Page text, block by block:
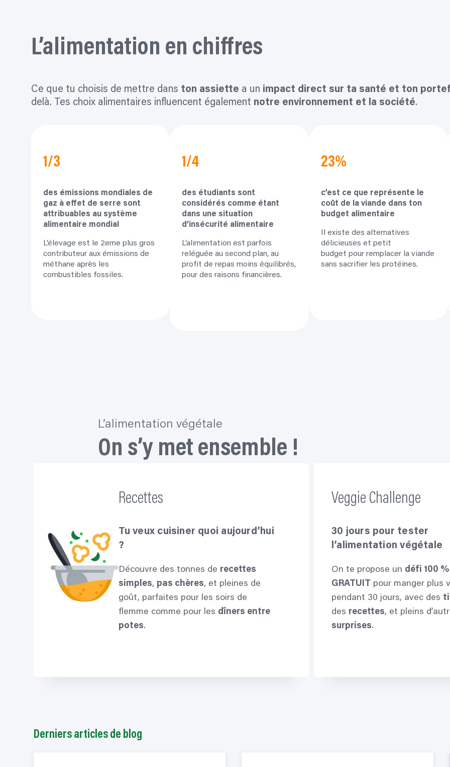
L’alimentation en chiffres
Ce que tu choisis de mettre dans ton assiette a un impact direct sur ta santé et ton
delà. Tes choix alimentaires influencent également notre environnement et la société.
1/3
des émissions mondiales de
gaz à effet de serre sont
attribuables au système
alimentaire mondial
L’élevage est le 2eme plus gros
contributeur aux émissions de
méthane après les
combustibles fossiles.
1/4
des étudiants sont
considérés comme étant
dans une situation
d’insécurité alimentaire
L’alimentation est parfois
reléguée au second plan, au
profit de repas moins équilibrés,
pour des raisons financières.
23%
c’est ce que représente le
coût de la viande dans ton
budget alimentaire
Il existe des alternatives
délicieuses et petit
budget pour remplacer la viande
sans sacrifier les protéines.
L’alimentation végétale
On s’y met ensemble !
Recettes
Tu veux cuisiner quoi aujourd’hui
?
Découvre des tonnes de recettes
simples, pas chères, et pleines de
goût, parfaites pour les soirs de
flemme comme pour les dîners entre
potes.
Veggie Challenge
30 jours pour tester
l’alimentation végétale
On te propose un défi 100 %
GRATUIT pour manger plus
pendant 30 jours, avec des
des recettes, et pleins
surprises.
Derniers articles de blog